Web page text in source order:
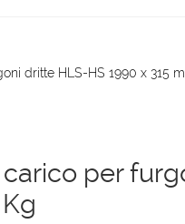
dritte HLS-HS 1990 x 315
per